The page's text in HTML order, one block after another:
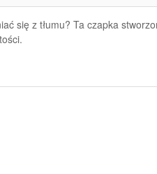
się z tłumu? Ta czapka